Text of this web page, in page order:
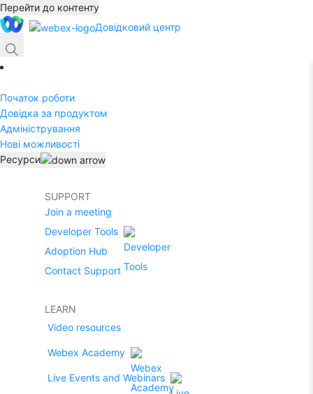
Перейти до контенту
Довідковий центр
Початок роботи
Довідка за продуктом
Адміністрування
Нові можливості
Ресурси
SUPPORT
Join a meeting
Developer Tools
Adoption Hub
Contact Support
LEARN
Video resources
Webex Academy
Live Events and Webinars